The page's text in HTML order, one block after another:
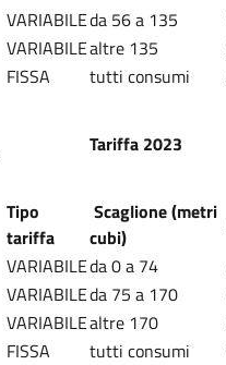
VARIABILEda 56 a 135
VARIABILEaltre 135
FISSA
tutti consumi
Tariffa 2023
Tipo
tariffa
Scaglione (metri
cubi)
VARIABILEda 0 a 74
VARIABILEda 75 a 170
VARIABILEaltre 170
FISSA
tutti consumi